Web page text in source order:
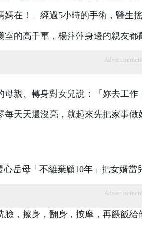
媽在！」經過5小時的手術，醫生
室的高千軍，楊萍萍身邊的親友都
母親、轉身對女兒說：「妳去工作
每天天還沒亮，就起來先把家事
臉，擦身，翻身，按摩，再餵飯